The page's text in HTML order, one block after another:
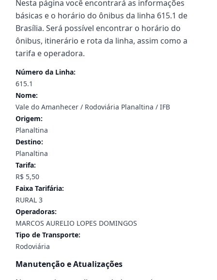
Nesta página você encontrará as informações
básicas e o horário do ônibus da linha 615.1 de
Brasília. Será possível encontrar o horário do
ônibus, itinerário e rota da linha, assim como a
tarifa e operadora.
Número da Linha:
615.1
Nome:
Vale do Amanhecer / Rodoviária Planaltina / IFB
Origem:
Planaltina
Destino:
Planaltina
Tarifa:
R$ 5,50
Faixa Tarifária:
RURAL 3
Operadoras:
MARCOS AURELIO LOPES DOMINGOS
Tipo de Transporte:
Rodoviária
Manutenção e Atualizações